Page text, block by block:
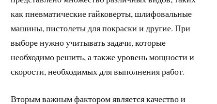
как пневматические гайковерты, шлифовальные
машины, пистолеты для покраски и другие. При
выборе нужно учитывать задачи, которые
необходимо решить, а также уровень мощности и
скорости, необходимых для выполнения работ.
Вторым важным фактором является качество и